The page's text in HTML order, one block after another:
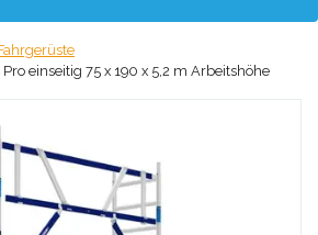
einseitig 75 x 190 x 5,2 m Arbeitshöhe